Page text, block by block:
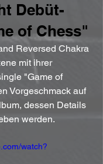
Debüt-
of Chess"
Reversed Chakra
mit ihrer
"Game of
Vorgeschmack auf
dessen Details
werden.
watch?